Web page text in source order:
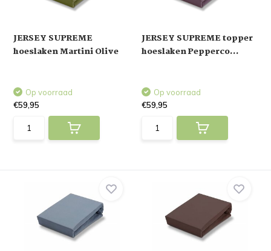
JERSEY SUPREME
hoeslaken Martini Olive
Op voorraad
€59,95
JERSEY SUPREME topper
hoeslaken Pepperco...
Op voorraad
€59,95